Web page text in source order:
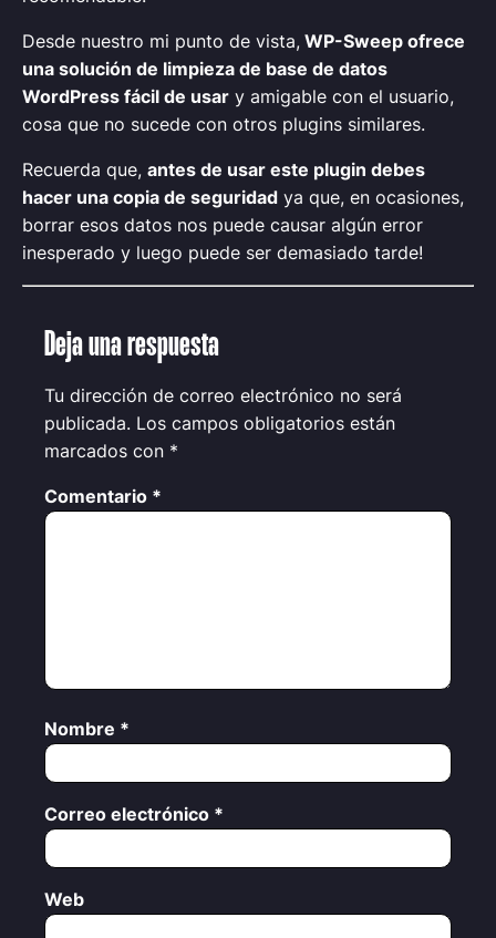
Desde nuestro mi punto de vista, WP-Sweep ofrece
una solución de limpieza de base de datos
WordPress fácil de usar y amigable con el usuario,
cosa que no sucede con otros plugins similares.
Recuerda que, antes de usar este plugin debes
hacer una copia de seguridad ya que, en ocasiones,
borrar esos datos nos puede causar algún error
inesperado y luego puede ser demasiado tarde!
Deja una respuesta
Tu dirección de correo electrónico no será
publicada. Los campos obligatorios están
marcados con *
Comentario *
Nombre *
Correo electrónico *
Web